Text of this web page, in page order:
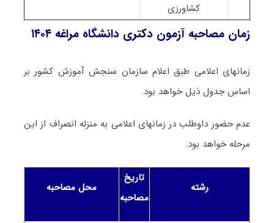
کشاورزی
زمان مصاحبه آزمون دکتری دانشگاه مراغه ۱۴۰۴
زمانهای اعلامی طبق اعلام سازمان سنجش آموزش کشور بر
اساس جدول ذیل خواهد بود.
عدم حضور داوطلب در زمانهای اعلامی به منزله انصراف از این
مرحله خواهد بود.
رشته
تاریخ
مصاحبه
محل مصاحبه